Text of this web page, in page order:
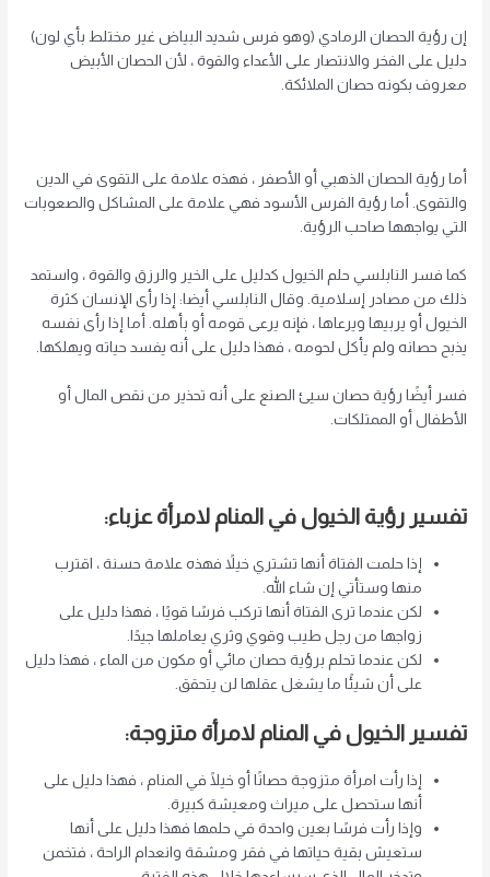
إن رؤية الحصان الرمادي (وهو فرس شديد البياض غير مختلط بأي لون)
دليل على الفخر والانتصار على الأعداء والقوة ، لأن الحصان الأبيض
معروف بكونه حصان الملائكة.
أما رؤية الحصان الذهبي أو الأصفر ، فهذه علامة على التقوى في الدين
والتقوى. أما رؤية الفرس الأسود فهي علامة على المشاكل والصعوبات
التي يواجهها صاحب الرؤية.
كما فسر النابلسي حلم الخيول كدليل على الخير والرزق والقوة ، واستمد
ذلك من مصادر إسلامية. وقال النابلسي أيضا: إذا رأى الإنسان كثرة
الخيول أو يربيها ويرعاها ، فإنه يرعى قومه أو بأهله. أما إذا رأى نفسه
يذبح حصانه ولم يأكل لحومه ، فهذا دليل على أنه يفسد حياته ويهلكها.
فسر أيضًا رؤية حصان سيئ الصنع على أنه تحذير من نقص المال أو
الأطفال أو الممتلكات.
تفسير رؤية الخيول في المنام لامرأة عزباء:
إذا حلمت الفتاة أنها تشتري خيلاً فهذه علامة حسنة ، اقترب
منها وستأتي إن شاء الله.
لكن عندما ترى الفتاة أنها تركب فرسًا قويًا ، فهذا دليل على
زواجها من رجل طيب وقوي وثري يعاملها جيدًا.
لكن عندما تحلم برؤية حصان مائي أو مكون من الماء ، فهذا دليل
على أن شيئًا ما يشغل عقلها لن يتحقق.
تفسير الخيول في المنام لامرأة متزوجة:
إذا رأت امرأة متزوجة حصانًا أو خيلًا في المنام ، فهذا دليل على
أنها ستحصل على ميراث ومعيشة كبيرة.
وإذا رأت فرسًا بعين واحدة في حلمها فهذا دليل على أنها
ستعيش بقية حياتها في فقر ومشقة وانعدام الراحة ، فتخمن